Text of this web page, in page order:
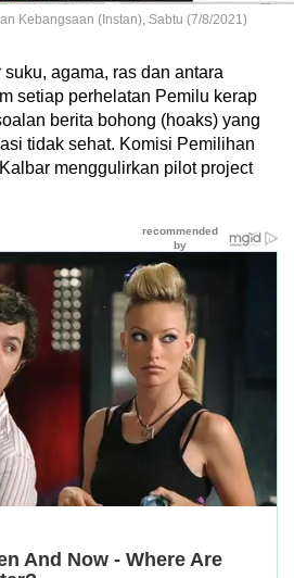
Kebangsaan (Instan), Sabtu (7/8/2021)
suku, agama, ras dan antara
setiap perhelatan Pemilu kerap
berita bohong (hoaks) yang
tidak sehat. Komisi Pemilihan
menggulirkan pilot project